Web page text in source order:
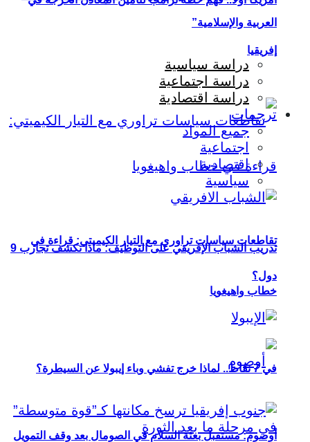
إفريقيا
تقاطعات سياسات تراوري مع التيار الكيميتي: قراءة في
خطاب واهيغويا
أوصوم: مستقبل بعثة السلام في الصومال بعد وقف التمويل
العربية والإسلامية”
دراسة سياسية
دراسة اجتماعية
دراسة اقتصادية
ترجمات
جميع المواد
اجتماعية
اقتصادية
سياسية
تدريب الشباب الإفريقي على التوظيف: ماذا تكشف تجارب 9
دول؟
في 7 نقاط.. لماذا خرج تفشي وباء إيبولا عن السيطرة؟